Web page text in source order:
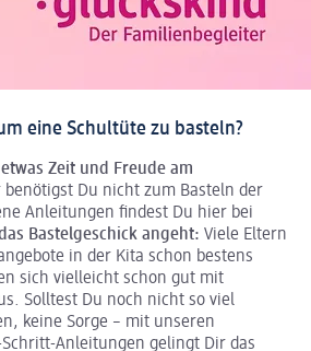
eine Schultüte zu basteln?
Zeit und Freude am
benötigst Du nicht zum Basteln der
Anleitungen findest Du hier bei
Bastelgeschick angeht: Viele Eltern
in der Kita schon bestens
sich vielleicht schon gut mit
Solltest Du noch nicht so viel
keine Sorge – mit unseren
Anleitungen gelingt Dir das